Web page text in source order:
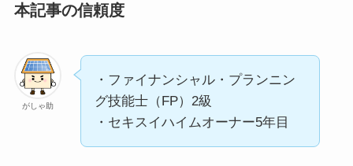
本記事の信頼度
がしゃ助
・ファイナンシャル・プランニン
グ技能士（FP）2級
・セキスイハイムオーナー5年目